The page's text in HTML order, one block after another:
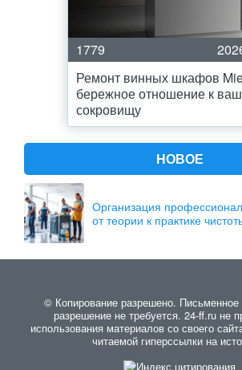
1779
Ремонт винных шкафов
бережное отношение к
сокровищу
НОВОЕ
Организация
от теории к практике
© Копирование разрешено.
разрешение не требуется. 24-ff.ru не
использования материалов со своего
читаемой гиперссылки на